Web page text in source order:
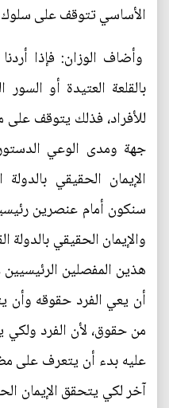
الأساسي تتوقف على سلوك
وأضاف الوزان: فإذا
بالقلعة العتيدة أو
للأفراد، فذلك يتوقف
جهة ومدى الوعي
الإيمان الحقيقي
سنكون أمام عنصرين
والإيمان الحقيقي بالدولة
هذين المفصلين
أن يعي الفرد حقوقه وأن
من حقوق، لأن الفرد
عليه بدء أن يتعرف على
آخر لكي يتحقق الإيمان